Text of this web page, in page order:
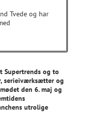
Tvede og har
Supertrends og to
serieiværksætter og
den 6. maj og
utrolige